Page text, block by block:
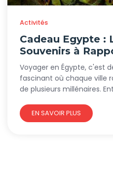
Activités
Cadeau Egypte :
Souvenirs à
Voyager en Égypte, c'est
fascinant où chaque ville
de plusieurs millénaires.
du Caire et les paysages
presque impossible de
EN SAVOIR PLUS